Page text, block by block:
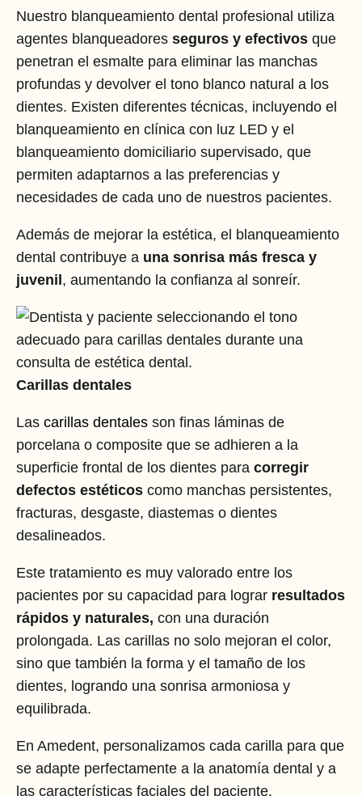
Nuestro blanqueamiento dental profesional utiliza
agentes blanqueadores seguros y efectivos que
penetran el esmalte para eliminar las manchas
profundas y devolver el tono blanco natural a los
dientes. Existen diferentes técnicas, incluyendo el
blanqueamiento en clínica con luz LED y el
blanqueamiento domiciliario supervisado, que
permiten adaptarnos a las preferencias y
necesidades de cada uno de nuestros pacientes.
Además de mejorar la estética, el blanqueamiento
dental contribuye a una sonrisa más fresca y
juvenil , aumentando la confianza al sonreír.
Carillas dentales
Las carillas dentales son finas láminas de
porcelana o composite que se adhieren a la
superficie frontal de los dientes para corregir
defectos estéticos como manchas persistentes,
fracturas, desgaste, diastemas o dientes
desalineados.
Este tratamiento es muy valorado entre los
pacientes por su capacidad para lograr resultados
rápidos y naturales, con una duración
prolongada. Las carillas no solo mejoran el color,
sino que también la forma y el tamaño de los
dientes, logrando una sonrisa armoniosa y
equilibrada.
En Amedent, personalizamos cada carilla para que
se adapte perfectamente a la anatomía dental y a
las características faciales del paciente,